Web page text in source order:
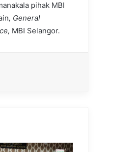
pihak MBI
, General
MBI Selangor.